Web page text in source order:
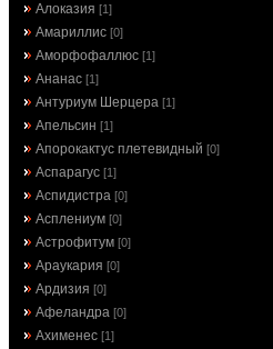
Алоказия [1]
Амариллис [0]
Аморфофаллюс [1]
Ананас [1]
Антуриум Шерцера [1]
Апельсин [1]
Апорокактус плетевидный [0]
Аспарагус [1]
Аспидистра [0]
Асплениум [0]
Астрофитум [0]
Араукария [0]
Ардизия [0]
Афеландра [0]
Ахименес [1]